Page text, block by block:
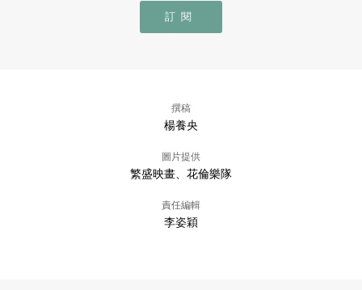
訂閱
撰稿
楊養央
圖片提供
繁盛映畫、花倫樂隊
責任編輯
李姿穎